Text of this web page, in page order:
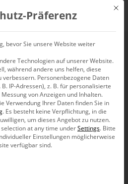
EN
botch with
swearing. Now it’s my turn
2013 has a serious failure. As all
If values lie close together.
Mit
Präferenz
bevor Sie unsere Website weiter
Technologien auf unserer Website.
während andere uns helfen, diese
verbessern. Personenbezogene Daten
IP-Adressen), z. B. für personalisierte
von Anzeigen und Inhalten.
Verwendung Ihrer Daten finden Sie in
. Es besteht keine Verpflichtung, in die
um dieses Angebot zu nutzen.
at any time underSettings. Bitte
Einstellungen möglicherweise
verfügbar sind.
Gruppen, für die eine